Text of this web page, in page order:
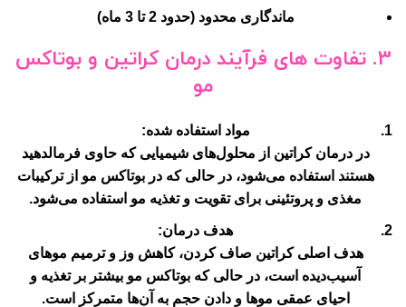
ماندگاری محدود (حدود 2 تا 3 ماه)
3. تفاوت های فرآیند درمان کراتین و بوتاکس
مو
مواد استفاده شده:
در درمان کراتین از محلول‌های شیمیایی که حاوی فرمالدهید
هستند استفاده می‌شود، در حالی که در بوتاکس مو از ترکیبات
مغذی و پروتئینی برای تقویت و تغذیه مو استفاده می‌شود.
هدف درمان:
هدف اصلی کراتین صاف کردن، کاهش وز و ترمیم موهای
آسیب‌دیده است، در حالی که بوتاکس مو بیشتر بر تغذیه و
احیای عمقی موها و دادن حجم به آن‌ها متمرکز است.